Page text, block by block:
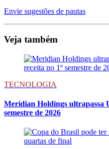
Envie sugestões de pautas
Veja também
TECNOLOGIA
Meridian Holdings ultrapassa
semestre de 2026